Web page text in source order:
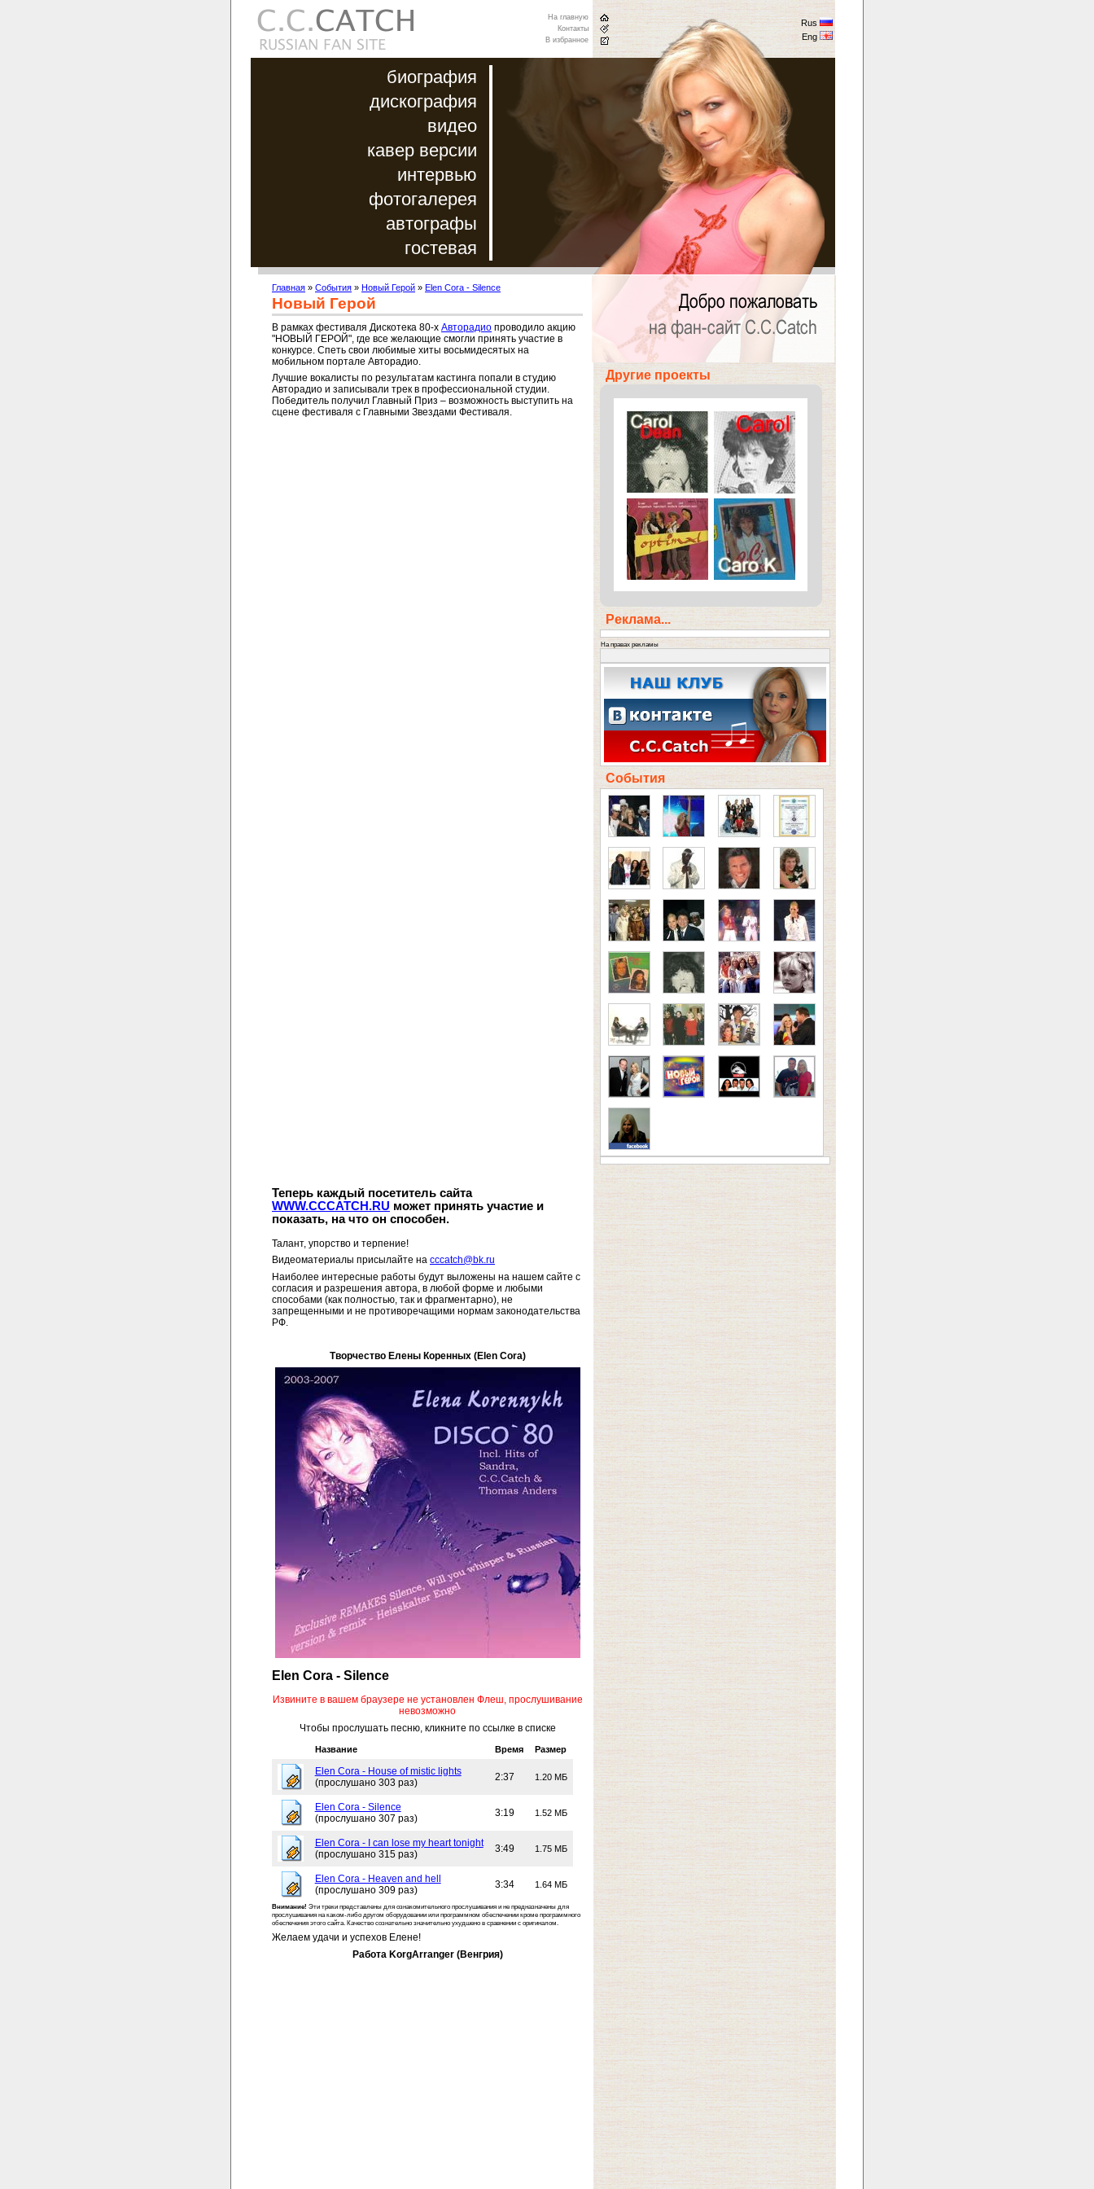
биография
дискография
видео
кавер версии
интервью
фотогалерея
автографы
гостевая
На главную
Контакты
В избранное
Rus
Eng
Главная » События » Новый Герой » Elen Cora - Silence
Новый Герой
В рамках фестиваля Дискотека 80-х Авторадио проводило акцию
"НОВЫЙ ГЕРОЙ", где все желающие смогли принять участие в
конкурсе. Спеть свои любимые хиты восьмидесятых на
мобильном портале Авторадио.
Лучшие вокалисты по результатам кастинга попали в студию
Авторадио и записывали трек в профессиональной студии.
Победитель получил Главный Приз – возможность выступить на
сцене фестиваля с Главными Звездами Фестиваля.
Теперь каждый посетитель сайта
WWW.CCCATCH.RU может принять участие и
показать, на что он способен.
Талант, упорство и терпение!
Видеоматериалы присылайте на cccatch@bk.ru
Наиболее интересные работы будут выложены на нашем сайте с
согласия и разрешения автора, в любой форме и любыми
способами (как полностью, так и фрагментарно), не
запрещенными и не противоречащими нормам законодательства
РФ.
Творчество Елены Коренных (Elen Cora)
Elen Cora - Silence
Извините в вашем браузере не установлен Флеш, прослушивание
невозможно
Чтобы прослушать песню, кликните по ссылке в списке
Название Время Размер
Elen Cora - House of mistic lights
(прослушано 303 раз)
2:37 1.20 МБ
Elen Cora - Silence
(прослушано 307 раз)
3:19 1.52 МБ
Elen Cora - I can lose my heart tonight
(прослушано 315 раз)
3:49 1.75 МБ
Elen Cora - Heaven and hell
(прослушано 309 раз)
3:34 1.64 МБ
Внимание! Эти треки представлены для ознакомительного прослушивания и не предназначены для
прослушивания на каком-либо другом оборудовании или программном обеспечении кроме программного
обеспечения этого сайта. Качество сознательно значительно ухудшено в сравнении с оригиналом.
Желаем удачи и успехов Елене!
Работа KorgArranger (Венгрия)
Другие проекты
Реклама...
На правах рекламы
События